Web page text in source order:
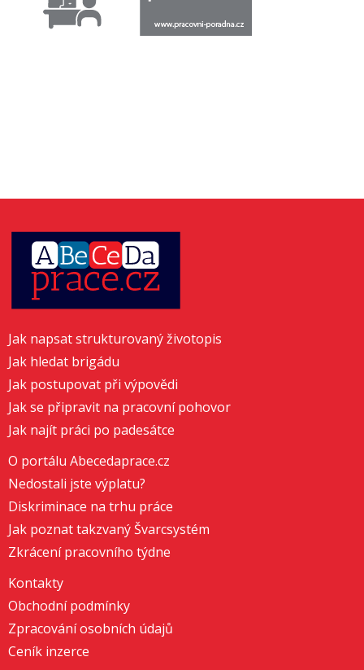
Jak napsat strukturovaný životopis
Jak hledat brigádu
Jak postupovat při výpovědi
Jak se připravit na pracovní pohovor
Jak najít práci po padesátce
O portálu Abecedaprace.cz
Nedostali jste výplatu?
Diskriminace na trhu práce
Jak poznat takzvaný Švarcsystém
Zkrácení pracovního týdne
Kontakty
Obchodní podmínky
Zpracování osobních údajů
Ceník inzerce